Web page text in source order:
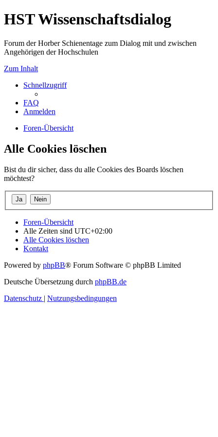
HST Wissenschaftsdialog
Forum der Horber Schienentage zum Dialog mit und zwischen
Angehörigen der Hochschulen
Zum Inhalt
Schnellzugriff
FAQ
Anmelden
Foren-Übersicht
Alle Cookies löschen
Bist du dir sicher, dass du alle Cookies des Boards löschen
möchtest?
Foren-Übersicht
Alle Zeiten sind UTC+02:00
Alle Cookies löschen
Kontakt
Powered by phpBB® Forum Software © phpBB Limited
Deutsche Übersetzung durch phpBB.de
Datenschutz | Nutzungsbedingungen